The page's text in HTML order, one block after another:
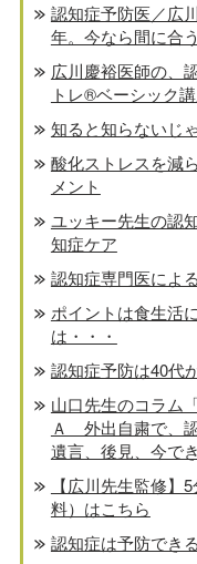
認知症予防医／広
年。今なら間に合
広川慶裕医師の、
トレ®️ベーシック
知ると知らないじ
酸化ストレスを減
メント
ユッキー先生の認
知症ケア
認知症専門医によ
ポイントは食生活
は・・・
認知症予防は40代
山口先生のコラム
Ａ 外出自粛で、
遺言、後見、今で
【広川先生監修】
料）はこちら
認知症は予防でき